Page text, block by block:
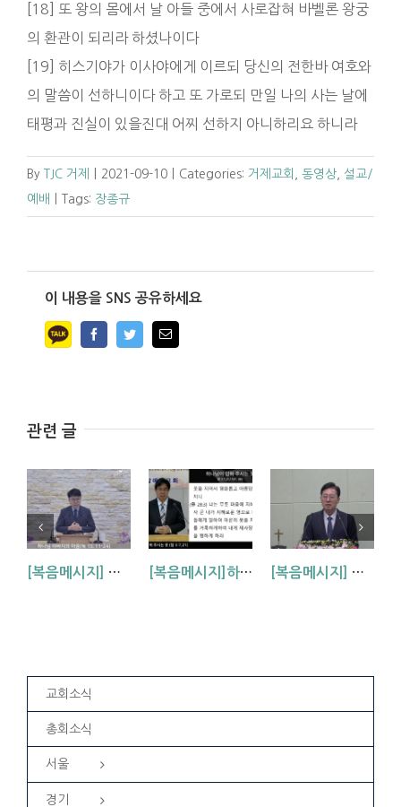
[18] 또 왕의 몸에서 날 아들 중에서 사로잡혀 바벨론 왕궁
의 환관이 되리라 하셨나이다
[19] 히스기야가 이사야에게 이르되 당신의 전한바 여호와
의 말씀이 선하니이다 하고 또 가로되 만일 나의 사는 날에
태평과 진실이 있을진대 어찌 선하지 아니하리요 하니라
By TJC 거제 2021-09-10 Categories: 거제교회 동영상
설교/
예배
Tags: 장종규
이 내용을 SNS 공유하세요
FacebookTwitterEmail
관련 글
[복음메시지] 하나님 아버지의 마음 (눅15:11~24) [복음메시지]하나님이 입혀주시는 옷 (창 3:7,21) [복음메시지] 엘리야 때(사도시대)처럼 (왕하 2:1-14)
교회소식
총회소식
서울
경기